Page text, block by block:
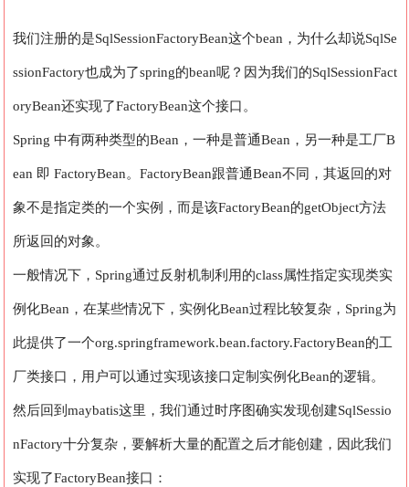
我们注册的是SqlSessionFactoryBean这个bean，为什么却说SqlSe
ssionFactory也成为了spring的bean呢？因为我们的SqlSessionFact
oryBean还实现了FactoryBean这个接口。
Spring 中有两种类型的Bean，一种是普通Bean，另一种是工厂B
ean 即 FactoryBean。FactoryBean跟普通Bean不同，其返回的对
象不是指定类的一个实例，而是该FactoryBean的getObject方法
所返回的对象。
一般情况下，Spring通过反射机制利用的class属性指定实现类实
例化Bean，在某些情况下，实例化Bean过程比较复杂，Spring为
此提供了一个org.springframework.bean.factory.FactoryBean的工
厂类接口，用户可以通过实现该接口定制实例化Bean的逻辑。
然后回到maybatis这里，我们通过时序图确实发现创建SqlSessio
nFactory十分复杂，要解析大量的配置之后才能创建，因此我们
实现了FactoryBean接口：